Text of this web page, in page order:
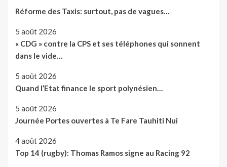
Réforme des Taxis: surtout, pas de vagues…
5 août 2026
« CDG » contre la CPS et ses téléphones qui sonnent
dans le vide…
5 août 2026
Quand l’Etat finance le sport polynésien…
5 août 2026
Journée Portes ouvertes à Te Fare Tauhiti Nui
4 août 2026
Top 14 (rugby): Thomas Ramos signe au Racing 92